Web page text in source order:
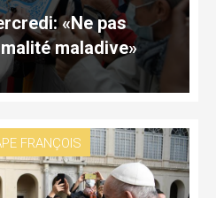
«Ne pas
maladive»
FRANÇOIS